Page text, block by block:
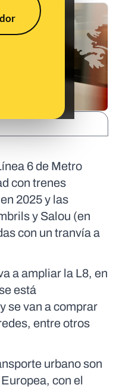
6 de Metro
con trenes
2025 y las
y Salou (en
con un tranvía a
a ampliar la L8, en
está
se van a comprar
entre otros
urbano son
con el